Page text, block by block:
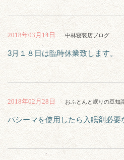
2018年03月14日 中林寝装店ブログ
3月１８日は臨時休業致します。
2018年02月28日 おふとんと眠りの豆知
パシーマを使用したら入眠剤必要